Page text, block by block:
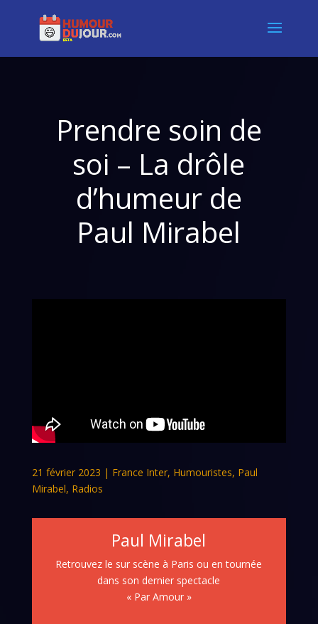
Prendre soin de
soi – La drôle
d’humeur de
Paul Mirabel
21 février 2023 | France Inter, Humouristes, Paul
Mirabel, Radios
Paul Mirabel
Retrouvez le sur scène à Paris ou en tournée
dans son dernier spectacle
« Par Amour »